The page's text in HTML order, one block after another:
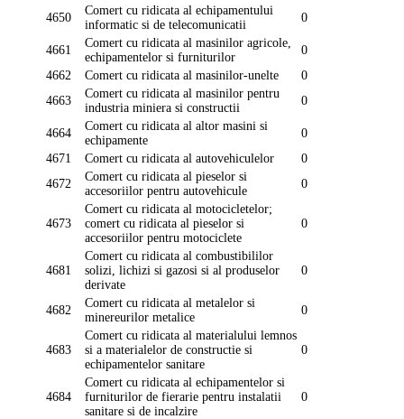
4650
Comert cu ridicata al echipamentului
informatic si de telecomunicatii
0
4661
Comert cu ridicata al masinilor agricole,
echipamentelor si furniturilor
0
4662
Comert cu ridicata al masinilor-unelte
0
4663
Comert cu ridicata al masinilor pentru
industria miniera si constructii
0
4664
Comert cu ridicata al altor masini si
echipamente
0
4671
Comert cu ridicata al autovehiculelor
0
4672
Comert cu ridicata al pieselor si
accesoriilor pentru autovehicule
0
4673
Comert cu ridicata al motocicletelor;
comert cu ridicata al pieselor si
accesoriilor pentru motociclete
0
4681
Comert cu ridicata al combustibililor
solizi, lichizi si gazosi si al produselor
derivate
0
4682
Comert cu ridicata al metalelor si
minereurilor metalice
0
4683
Comert cu ridicata al materialului lemnos
si a materialelor de constructie si
echipamentelor sanitare
0
4684
Comert cu ridicata al echipamentelor si
furniturilor de fierarie pentru instalatii
sanitare si de incalzire
0